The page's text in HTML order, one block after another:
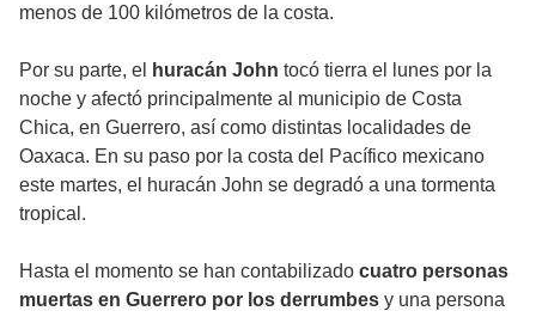
menos de 100 kilómetros de la costa.
Por su parte, el huracán John tocó tierra el lunes por la
noche y afectó principalmente al municipio de Costa
Chica, en Guerrero, así como distintas localidades de
Oaxaca. En su paso por la costa del Pacífico mexicano
este martes, el huracán John se degradó a una tormenta
tropical.
Hasta el momento se han contabilizado cuatro personas
muertas en Guerrero por los derrumbes y una persona